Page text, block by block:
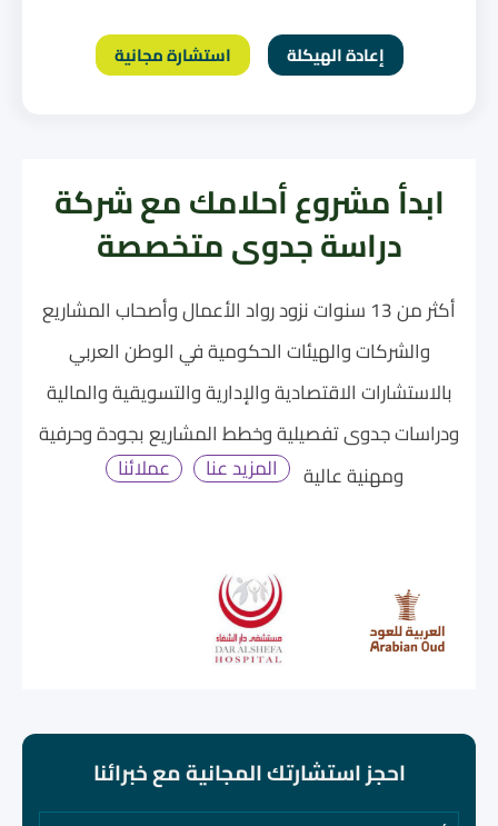
إعادة الهيكلة استشارة مجانية
ابدأ مشروع أحلامك مع شركة
دراسة جدوى متخصصة
أكثر من 13 سنوات نزود رواد الأعمال وأصحاب المشاريع
والشركات والهيئات الحكومية في الوطن العربي
بالاستشارات الاقتصادية والإدارية والتسويقية والمالية
ودراسات جدوى تفصيلية وخطط المشاريع بجودة وحرفية
ومهنية عالية
المزيد عنا عملائنا
احجز استشارتك المجانية مع خبرائنا